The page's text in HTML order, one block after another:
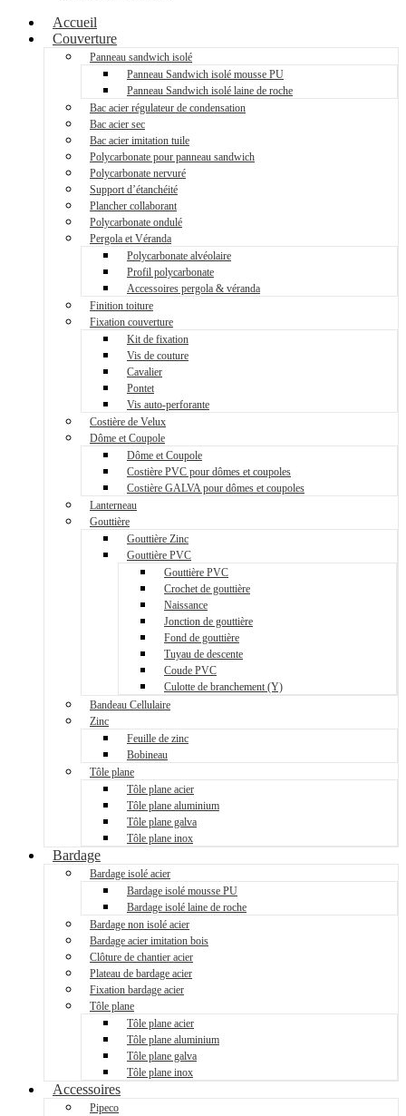
Accueil
Couverture
Panneau sandwich isolé
Panneau Sandwich isolé mousse PU
Panneau Sandwich isolé laine de roche
Bac acier régulateur de condensation
Bac acier sec
Bac acier imitation tuile
Polycarbonate pour panneau sandwich
Polycarbonate nervuré
Support d’étanchéité
Plancher collaborant
Polycarbonate ondulé
Pergola et Véranda
Polycarbonate alvéolaire
Profil polycarbonate
Accessoires pergola & véranda
Finition toiture
Fixation couverture
Kit de fixation
Vis de couture
Cavalier
Pontet
Vis auto-perforante
Costière de Velux
Dôme et Coupole
Dôme et Coupole
Costière PVC pour dômes et coupoles
Costière GALVA pour dômes et coupoles
Lanterneau
Gouttière
Gouttière Zinc
Gouttière PVC
Gouttière PVC
Crochet de gouttière
Naissance
Jonction de gouttière
Fond de gouttière
Tuyau de descente
Coude PVC
Culotte de branchement (Y)
Bandeau Cellulaire
Zinc
Feuille de zinc
Bobineau
Tôle plane
Tôle plane acier
Tôle plane aluminium
Tôle plane galva
Tôle plane inox
Bardage
Bardage isolé acier
Bardage isolé mousse PU
Bardage isolé laine de roche
Bardage non isolé acier
Bardage acier imitation bois
Clôture de chantier acier
Plateau de bardage acier
Fixation bardage acier
Tôle plane
Tôle plane acier
Tôle plane aluminium
Tôle plane galva
Tôle plane inox
Accessoires
Pipeco